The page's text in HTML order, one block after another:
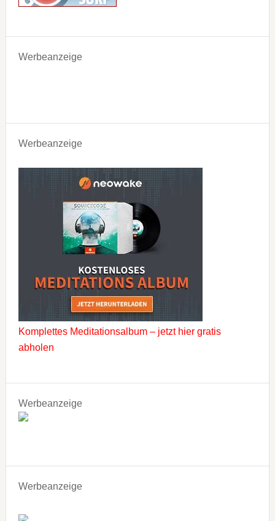
Werbeanzeige
Werbeanzeige
Komplettes Meditationsalbum – jetzt hier gratis
abholen
Werbeanzeige
Werbeanzeige